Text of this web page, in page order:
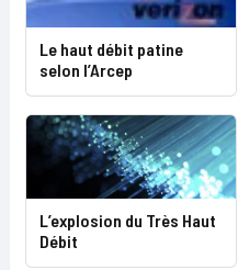
Le haut débit patine
selon l’Arcep
L’explosion du Très Haut
Débit